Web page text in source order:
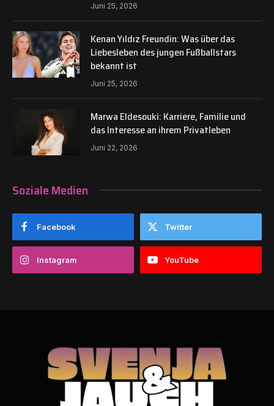
Juni 25, 2026
Kenan Yıldız Freundin: Was über das
Liebesleben des jungen Fußballstars
bekannt ist
Juni 25, 2026
Marwa Eldesouki: Karriere, Familie und
das Interesse an ihrem Privatleben
Juni 22, 2026
Soziale Medien
Facebook Twitter
Instagram YouTube